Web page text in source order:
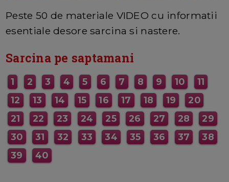
Peste 50 de materiale VIDEO cu informatii
esentiale desore sarcina si nastere.
Sarcina pe saptamani
1 2 3 4 5 6 7 8 9 10
11
12
13 14 15 16 17 18 19
20
21
22 23 24 25 26 27 28
29
30
31 32 33 34 35 36 37
38
39
40